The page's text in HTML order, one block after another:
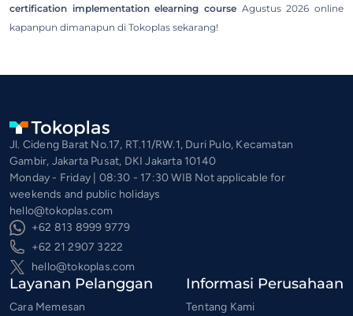
certification implementation elearning course Agustus 2026 online
kapanpun dimanapun di Tokoplas sekarang!
Jl. Cideng Barat No.17, RT.11/RW.1, Duri Pulo, Kecamatan
Gambir, Jakarta Pusat, DKI Jakarta 10140
Monday - Friday | 08:30 - 17:30 WIB Not applicable for
weekends and public holidays
hello@tokoplas.com
+62 813 8999 9779
+62 21 2907 3222
hello@tokoplas.com
Layanan Pelanggan
Cara Memesan
Informasi Perusahaan
Tentang Kami